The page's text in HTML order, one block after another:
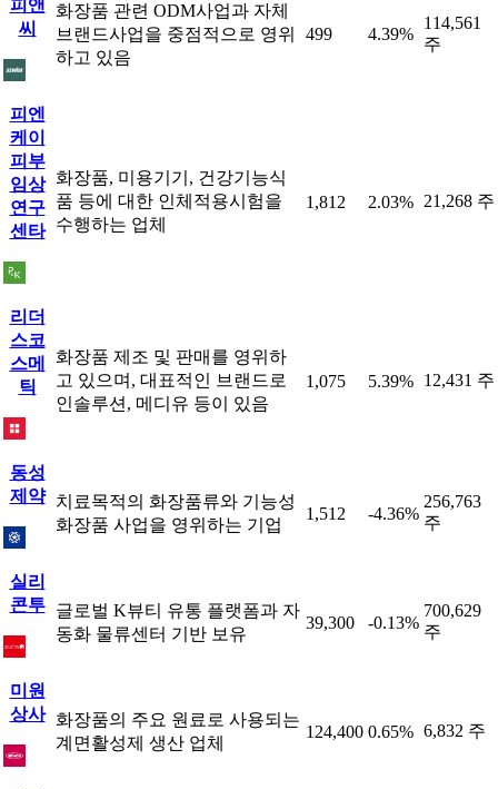
피앤
씨
화장품 관련 ODM사업과 자체
브랜드사업을 중점적으로 영위
하고 있음
499 4.39%
114,561
주
피엔
케이
피부
임상
연구
센타
화장품, 미용기기, 건강기능식
품 등에 대한 인체적용시험을
수행하는 업체
1,812 2.03% 21,268 주
리더
스코
스메
틱
화장품 제조 및 판매를 영위하
고 있으며, 대표적인 브랜드로
인솔루션, 메디유 등이 있음
1,075 5.39% 12,431 주
동성
제약
치료목적의 화장품류와 기능성
화장품 사업을 영위하는 기업
1,512 -4.36%
256,763
주
실리
콘투
글로벌 K뷰티 유통 플랫폼과 자
동화 물류센터 기반 보유
39,300 -0.13%
700,629
주
미원
상사
화장품의 주요 원료로 사용되는
계면활성제 생산 업체
124,400 0.65% 6,832 주